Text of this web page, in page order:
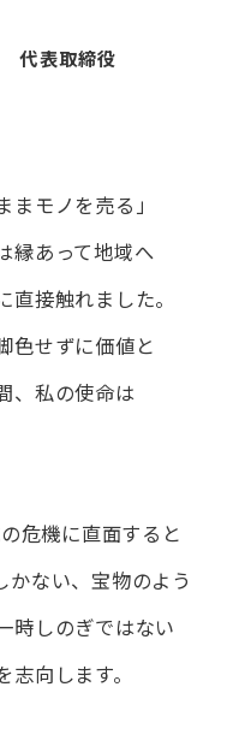
代表取締役
モノを​売る」
縁あって​地域へ​
接触れました。
色せずに​価値と​
、​私の​使命は​
危機に直面すると
かない、宝物のよう
時しのぎではない
志向します。